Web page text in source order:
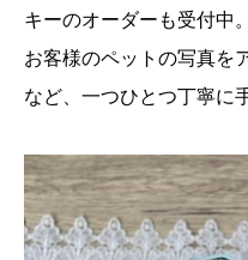
キーのオーダーも受付中。
お客様のペットの写真を
など、一つひとつ丁寧に